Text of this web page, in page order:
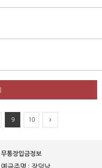
9 10
무통장입금정보
예금주명 : 장덕남